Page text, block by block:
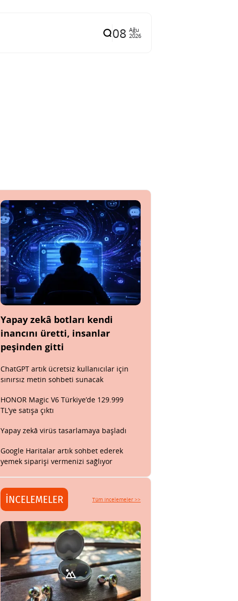
08 Ağu
2026
Yapay zekâ botları kendi
inancını üretti, insanlar
peşinden gitti
ChatGPT artık ücretsiz kullanıcılar için
sınırsız metin sohbeti sunacak
HONOR Magic V6 Türkiye’de 129.999
TL’ye satışa çıktı
Yapay zekâ virüs tasarlamaya başladı
Google Haritalar artık sohbet ederek
yemek siparişi vermenizi sağlıyor
İNCELEMELER Tüm incelemeler >>